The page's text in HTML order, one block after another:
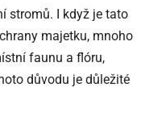
stromů. I když je tato
majetku, mnoho
faunu a flóru,
důvodu je důležité